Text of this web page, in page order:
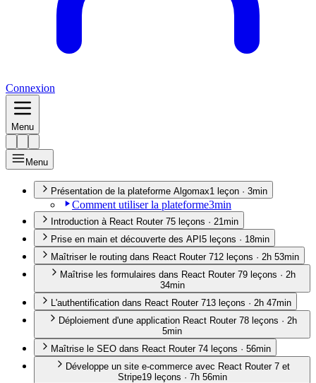
Connexion
Menu
Menu
Présentation de la plateforme Algomax1 leçon · 3min
Comment utiliser la plateforme3min
Introduction à React Router 75 leçons · 21min
Prise en main et découverte des API 5 leçons · 18min
Maîtriser le routing dans React Router 712 leçons · 2h 53min
Maîtrise les formulaires dans React Router 79 leçons · 2h
34min
L'authentification dans React Router 713 leçons · 2h 47min
Déploiement d'une application React Router 78 leçons · 2h
5min
Maîtrise le SEO dans React Router 74 leçons · 56min
Développe un site e-commerce avec React Router 7 et
Stripe19leçons · 7h 56min